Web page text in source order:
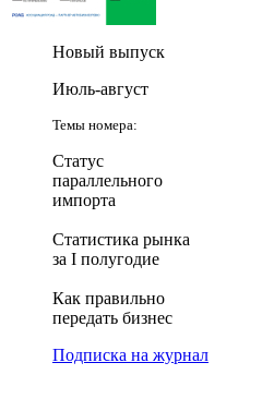
Новый выпуск
Июль-август
Темы номера:
Статус
параллельного
импорта
Статистика рынка
за I полугодие
Как правильно
передать бизнес
Подписка на журнал